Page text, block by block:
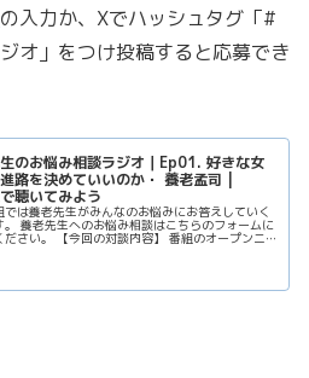
の入力か、Xでハッシュタグ「#
オ」をつけ投稿すると応募でき
のお悩み相談ラジオ｜Ep01. 好きな女
路を決めていいのか・ 養老孟司 |
聴いてみよう
では養老先生がみんなのお悩みにお答えしていく
。 養老先生へのお悩み相談はこちらのフォームに
ださい。 【今回の対談内容】 番組のオープンニ